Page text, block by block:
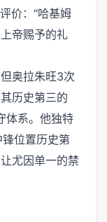
价："哈基姆
帝赐予的礼
奥拉朱旺3次
历史第三的
体系。他独特
位置历史第
尤因单一的禁